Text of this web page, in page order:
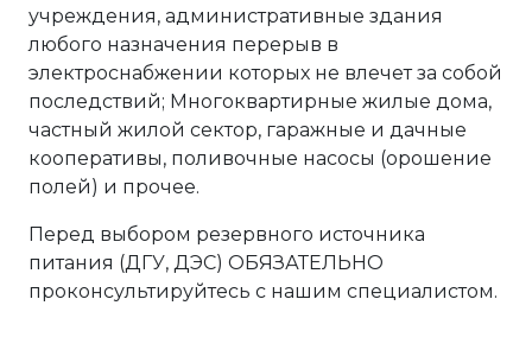
учреждения, административные здания
любого назначения перерыв в
электроснабжении которых не влечет за собой
последствий; Многоквартирные жилые дома,
частный жилой сектор, гаражные и дачные
кооперативы, поливочные насосы (орошение
полей) и прочее.
Перед выбором резервного источника
питания (ДГУ, ДЭС) ОБЯЗАТЕЛЬНО
проконсультируйтесь с нашим специалистом.